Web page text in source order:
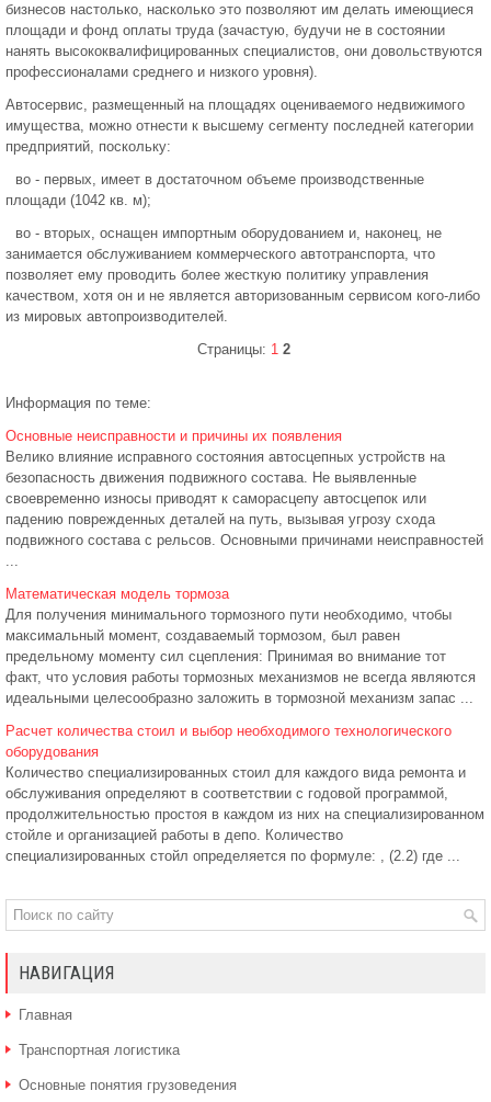
бизнесов настолько, насколько это позволяют им делать имеющиеся
площади и фонд оплаты труда (зачастую, будучи не в состоянии
нанять высококвалифицированных специалистов, они довольствуются
профессионалами среднего и низкого уровня).
Автосервис, размещенный на площадях оцениваемого недвижимого
имущества, можно отнести к высшему сегменту последней категории
предприятий, поскольку:
во - первых, имеет в достаточном объеме производственные
площади (1042 кв. м);
во - вторых, оснащен импортным оборудованием и, наконец, не
занимается обслуживанием коммерческого автотранспорта, что
позволяет ему проводить более жесткую политику управления
качеством, хотя он и не является авторизованным сервисом кого-либо
из мировых автопроизводителей.
Страницы: 1 2
Информация по теме:
Основные неисправности и причины их появления
Велико влияние исправного состояния автосцепных устройств на
безопасность движения подвижного состава. Не выявленные
своевременно износы приводят к саморасцепу автосцепок или
падению поврежденных деталей на путь, вызывая угрозу схода
подвижного состава с рельсов. Основными причинами неисправностей
...
Математическая модель тормоза
Для получения минимального тормозного пути необходимо, чтобы
максимальный момент, создаваемый тормозом, был равен
предельному моменту сил сцепления: Принимая во внимание тот
факт, что условия работы тормозных механизмов не всегда являются
идеальными целесообразно заложить в тормозной механизм запас ...
Расчет количества стоил и выбор необходимого технологического
оборудования
Количество специализированных стоил для каждого вида ремонта и
обслуживания определяют в соответствии с годовой программой,
продолжительностью простоя в каждом из них на специализированном
стойле и организацией работы в депо. Количество
специализированных стойл определяется по формуле: , (2.2) где ...
НАВИГАЦИЯ
Главная
Транспортная логистика
Основные понятия грузоведения